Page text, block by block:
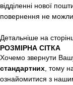
відділенні нової
повернення не
Детальніше на
РОЗМІРНА СІТКА
Хочемо звернути
стандартних, тому
ознайомитися з